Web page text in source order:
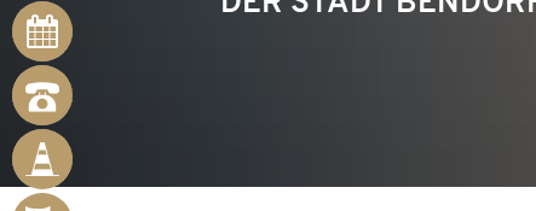
ONLINE-
TERMINE
NOTRUFNUMMERN
BÜRGER
MELDEN
MÄNGEL